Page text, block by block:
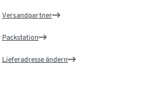
Versandpartner
Packstation
Lieferadresse ändern